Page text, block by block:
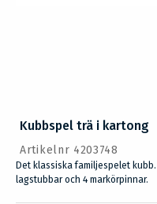
Kubbspel trä i kartong
Artikelnr 4203748
Det klassiska familjespelet
lagstubbar och 4 markörpinnar.